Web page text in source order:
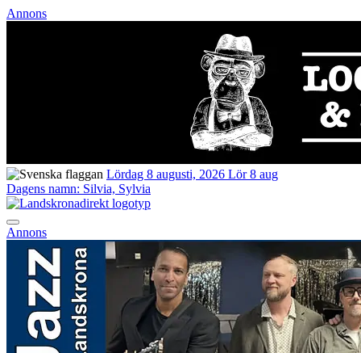
Annons
Lördag 8 augusti, 2026 Lör 8 aug
Dagens namn: Silvia, Sylvia
Annons